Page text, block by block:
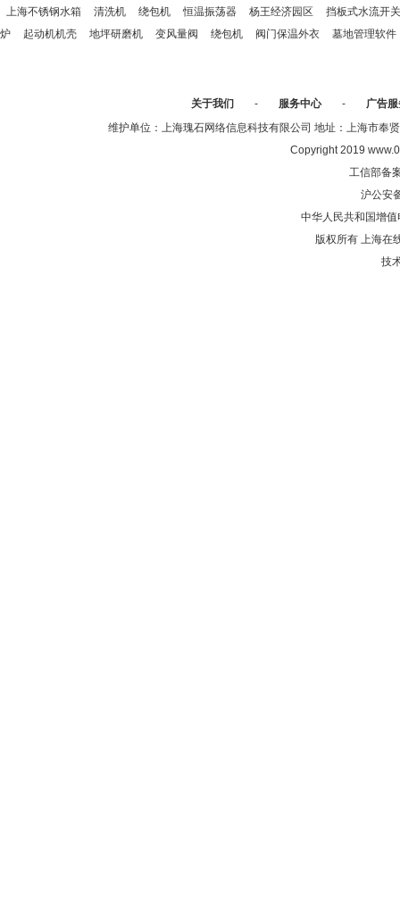
上海不锈钢水箱 清洗机 绕包机 恒温振荡器 杨王经济园区
挡板式水流开关
炉
起动机机壳 地坪研磨机 变风量阀 绕包机 阀门保温外衣 墓地管理软件
关于我们 - 服务中心 -
广告
维护单位：上海瑰石网络信息科技有限公司 地址：上海市
Copyright 2019
工信部备
沪公安
中华人民共和国增
版权所有 上海在
技